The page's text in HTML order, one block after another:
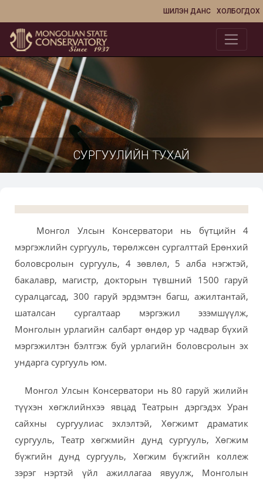
ХОЛБОГДОХ
ШИЛЭН ДАНС
СУРГУУЛИЙН ТУХАЙ
Монгол Улсын Консерватори нь бүтцийн 4
мэргэжлийн сургууль, төрөлжсөн сургалттай Ерөнхий
боловсролын сургууль, 4 зөвлөл, 5 алба нэгжтэй,
бакалавр, магистр, докторын түвшний 1500 гаруй
суралцагсад, 300 гаруй эрдэмтэн багш, ажилтантай,
шаталсан сургалтаар мэргэжил эзэмшүүлж,
Монголын урлагийн салбарт өндөр ур чадвар бүхий
мэргэжилтэн бэлтгэж буй урлагийн боловсролын эх
ундарга сургууль юм.
Монгол Улсын Консерватори нь 80 гаруй жилийн
түүхэн хөгжлийнхээ явцад Театрын дэргэдэх Уран
сайхны сургуулиас эхлэлтэй, Хөгжимт драматик
сургууль, Театр хөгжмийн дунд сургууль, Хөгжим
бүжгийн дунд сургууль, Хөгжим бүжгийн коллеж
зэрэг нэртэй үйл ажиллагаа явуулж, Монголын